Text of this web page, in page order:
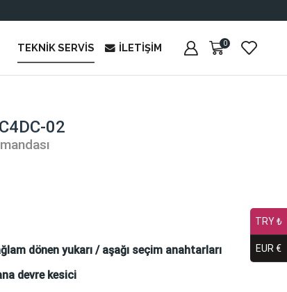
TEKNIK SERVIS İLETIŞIM 0
02
dönen yukarı / aşağı seçim anahtarları
devre kesici
TRY ₺
EUR €